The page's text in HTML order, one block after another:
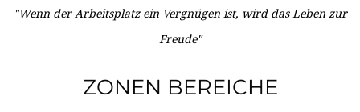
"Wenn der Arbeitsplatz ein Vergnügen ist, wird das Leben zur
Freude"
ZONEN BEREICHE